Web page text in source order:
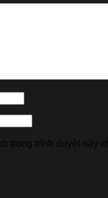
trong trình duyệt này